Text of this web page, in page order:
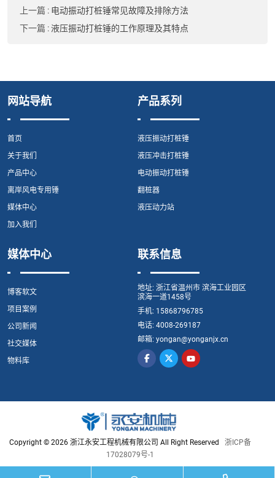
上一篇 : 电动振动打桩锤常见故障及排除方法
下一篇 :液压振动打桩锤的工作原理及其特点
网站导航
首页
关于我们
产品中心
离岸风电专用锤
媒体中心
加入我们
产品系列
液压振动打桩锤
液压冲击打桩锤
电动振动打桩锤
翻桩器
液压动力站
媒体中心
博客软文
项目案例
公司新闻
社交媒体
物料库
联系信息
地址: 浙江省温州市 滨海工业园区
滨海一道1458号
手机: 15868796785
电话: 4008-269187
邮箱: yongan@yonganjx.cn
Copyright © 2026 浙江永安工程机械有限公司 All Right Reserved 浙ICP备
17028079号-1